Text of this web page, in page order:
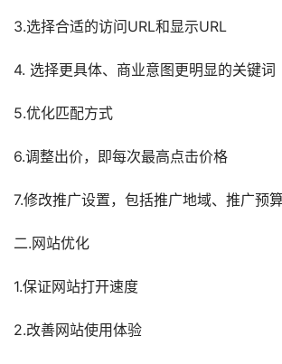
3.选择合适的访问URL和显示URL
4. 选择更具体、商业意图更明显的关键词
5.优化匹配方式
6.调整出价，即每次最高点击价格
7.修改推广设置，包括推广地域、推广预
二.网站优化
1.保证网站打开速度
2.改善网站使用体验